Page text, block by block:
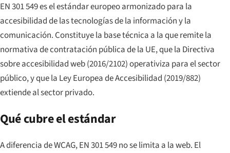
EN 301 549 es el estándar europeo armonizado para la
accesibilidad de las tecnologías de la información y la
comunicación. Constituye la base técnica a la que remite la
normativa de contratación pública de la UE, que la Directiva
sobre accesibilidad web (2016/2102) operativiza para el sector
público, y que la Ley Europea de Accesibilidad (2019/882)
extiende al sector privado.
Qué cubre el estándar
A diferencia de WCAG, EN 301 549 no se limita a la web. El